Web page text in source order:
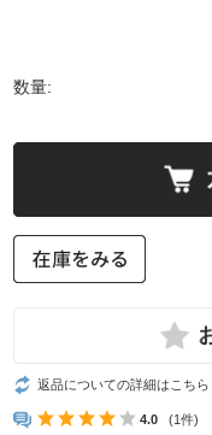
数量:
返品についての詳細はこちら
4.0 (1件)